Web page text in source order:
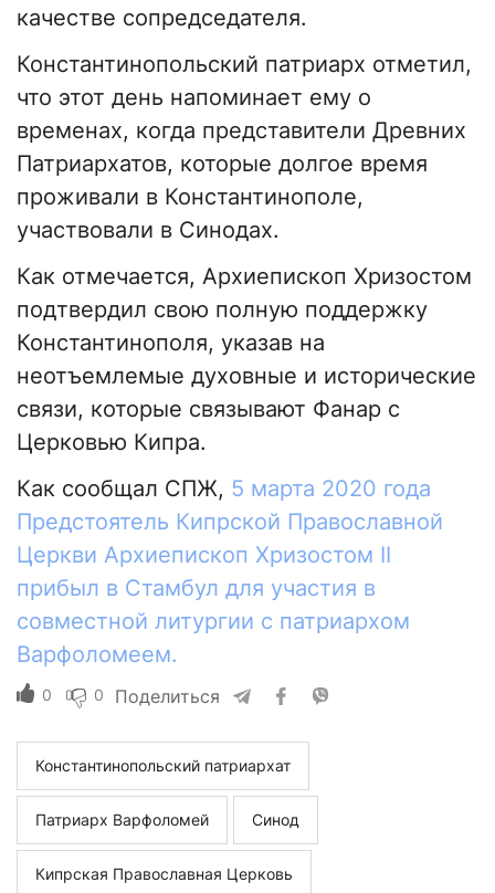
качестве сопредседателя.
Константинопольский патриарх отметил,
что этот день напоминает ему о
временах, когда представители Древних
Патриархатов, которые долгое время
проживали в Константинополе,
участвовали в Синодах.
Как отмечается, Архиепископ Хризостом
подтвердил свою полную поддержку
Константинополя, указав на
неотъемлемые духовные и исторические
связи, которые связывают Фанар с
Церковью Кипра.
Как сообщал СПЖ, 5 марта 2020 года
Предстоятель Кипрской Православной
Церкви Архиепископ Хризостом II
прибыл в Стамбул для участия в
совместной литургии с патриархом
Варфоломеем.
0 0 Поделиться
Константинопольский патриархат
Патриарх Варфоломей Синод
Кипрская Православная Церковь